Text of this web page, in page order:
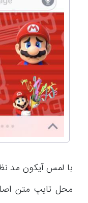
با لمس آیکون مد
محل تایپ متن